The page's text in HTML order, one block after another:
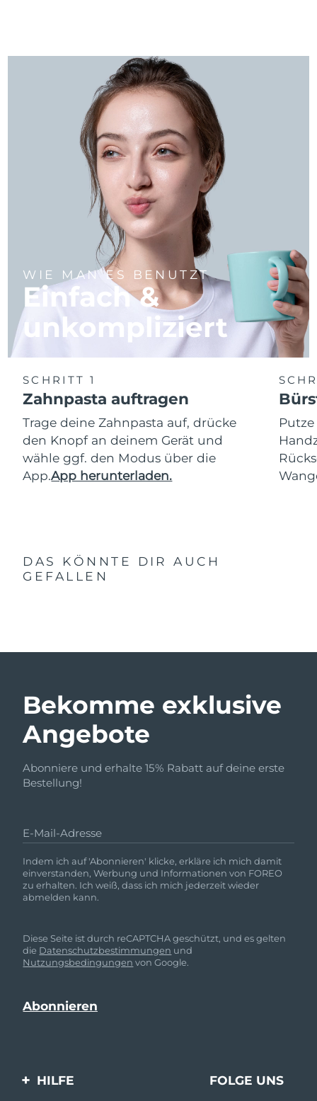
WIE MAN ES BENUTZT
Einfach &
unkompliziert
SCHRITT 1
Zahnpasta auftragen
Trage deine Zahnpasta auf, drücke
den Knopf an deinem Gerät und
wähle ggf. den Modus über die
App.App herunterladen.
DAS KÖNNTE DIR AUCH
GEFALLEN
Bekomme exklusive
Angebote
Abonniere und erhalte 15% Rabatt auf deine erste
Bestellung!
E-Mail-Adresse
Indem ich auf 'Abonnieren' klicke, erkläre ich mich damit
einverstanden, Werbung und Informationen von FOREO
zu erhalten. Ich weiß, dass ich mich jederzeit wieder
abmelden kann.
Diese Seite ist durch reCAPTCHA geschützt, und es gelten
die Datenschutzbestimmungen und
Nutzungsbedingungen von Google.
HILFE FOLGE UNS